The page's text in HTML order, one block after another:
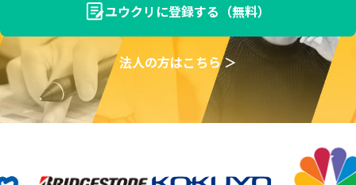
ユウクリに登録する（無料）
法人の方はこちら ＞